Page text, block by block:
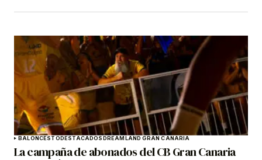
BALONCESTODESTACADOSDREAMLAND GRAN CANARIA
La campaña de abonados del CB Gran Canaria